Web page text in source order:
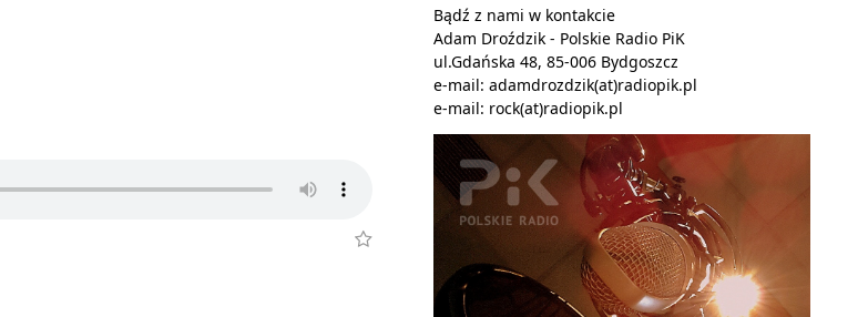
Bądź z nami w kontakcie
Adam Droździk - Polskie Radio PiK
ul.Gdańska 48, 85-006 Bydgoszcz
e-mail: adamdrozdzik(at)radiopik.pl
e-mail: rock(at)radiopik.pl